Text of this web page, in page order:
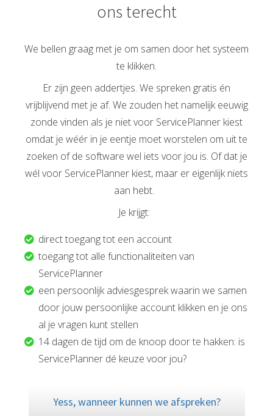
ons terecht
We bellen graag met je om samen door het systeem
te klikken.
Er zijn geen addertjes. We spreken gratis én
vrijblijvend met je af. We zouden het namelijk eeuwig
zonde vinden als je niet voor ServicePlanner kiest
omdat je wéér in je eentje moet worstelen om uit te
zoeken of de software wel iets voor jou is. Of dat je
wél voor ServicePlanner kiest, maar er eigenlijk niets
aan hebt.
Je krijgt:
direct toegang tot een account
toegang tot alle functionaliteiten van
ServicePlanner
een persoonlijk adviesgesprek waarin we samen
door jouw persoonlijke account klikken en je ons
al je vragen kunt stellen
14 dagen de tijd om de knoop door te hakken: is
ServicePlanner dé keuze voor jou?
Yess, wanneer kunnen we afspreken?